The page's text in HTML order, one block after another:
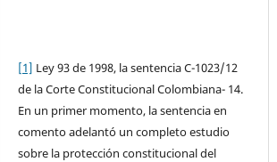
[1] Ley 93 de 1998, la sentencia C-1023/12
de la Corte Constitucional Colombiana- 14.
En un primer momento, la sentencia en
comento adelantó un completo estudio
sobre la protección constitucional del